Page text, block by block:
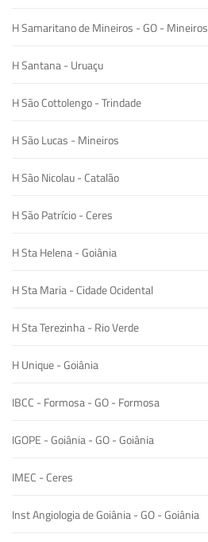
H Samaritano de Mineiros - GO - Mineiros
H Santana - Uruaçu
H São Cottolengo - Trindade
H São Lucas - Mineiros
H São Nicolau - Catalão
H São Patrício - Ceres
H Sta Helena - Goiânia
H Sta Maria - Cidade Ocidental
H Sta Terezinha - Rio Verde
H Unique - Goiânia
IBCC - Formosa - GO - Formosa
IGOPE - Goiânia - GO - Goiânia
IMEC - Ceres
Inst Angiologia de Goiânia - GO - Goiânia